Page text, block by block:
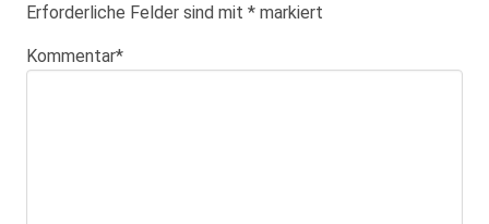
Erforderliche Felder sind mit * markiert
Kommentar*